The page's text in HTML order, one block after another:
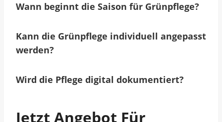
Wann beginnt die Saison für Grünpflege?
Kann die Grünpflege individuell angepasst
werden?
Wird die Pflege digital dokumentiert?
Jetzt Angebot Für